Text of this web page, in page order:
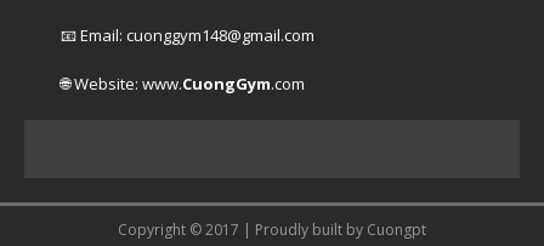
📧 Email: cuonggym148@gmail.com
🌐 Website: www.CuongGym.com
Copyright © 2017 | Proudly built by Cuongpt